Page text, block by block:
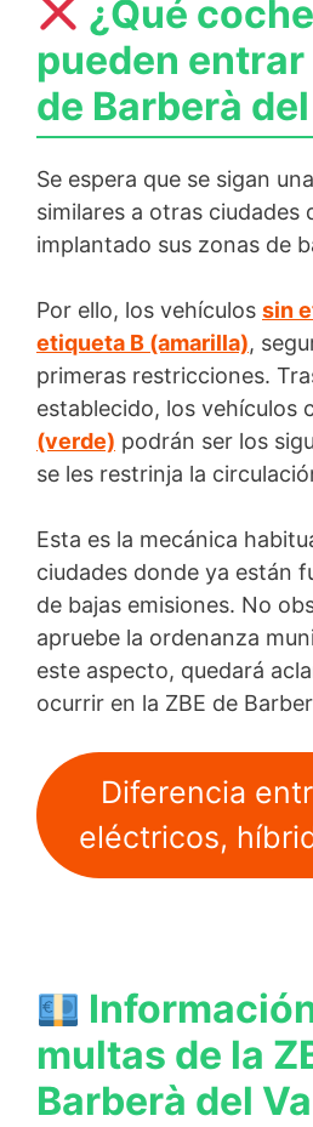
¿Qué
pueden entrar
de Barberà
Se espera que se sigan
similares a otras ciudades
implantado sus zonas de
Por ello, los vehículos sin
etiqueta B (amarilla),
primeras restricciones.
establecido, los vehículos
(verde) podrán ser los
se les restrinja la
Esta es la mecánica
ciudades donde ya están
de bajas emisiones. No
apruebe la ordenanza
este aspecto, quedará
ocurrir en la ZBE de
Diferencia
eléctricos,
multas de la
Barberà del